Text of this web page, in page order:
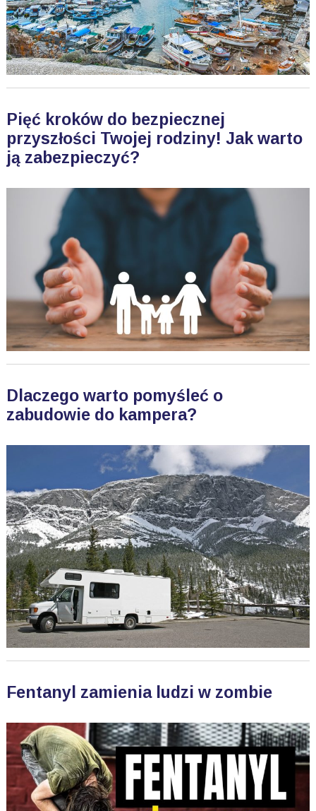
Pięć kroków do bezpiecznej
przyszłości Twojej rodziny! Jak warto
ją zabezpieczyć?
Dlaczego warto pomyśleć o
zabudowie do kampera?
Fentanyl zamienia ludzi w zombie